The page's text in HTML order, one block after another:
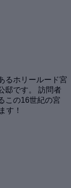
るホリールード宮
邸です。 訪問者
この16世紀の宮
す！